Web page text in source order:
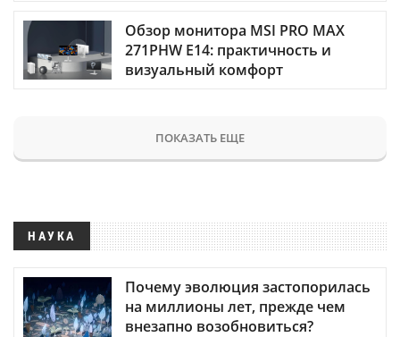
Обзор монитора MSI PRO MAX
271PHW E14: практичность и
визуальный комфорт
ПОКАЗАТЬ ЕЩЕ
НАУКА
Почему эволюция застопорилась
на миллионы лет, прежде чем
внезапно возобновиться?